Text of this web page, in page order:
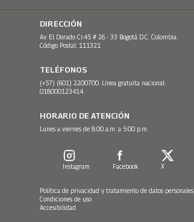
DIRECCIÓN
Av. El Dorado Cr.45 # 26 - 33 Bogotá D.C. Colombia.
Código Postal: 111321
TELÉFONOS
(+57) (601) 2200700. Línea gratuita nacional:
018000123414
HORARIO DE ATENCIÓN
Lunes a viernes de 8:00 a.m. a 5:00 p.m.
Instagram Facebook X
Política de privacidad y tratamiento de datos personales
Condiciones de uso
Accesibilidad